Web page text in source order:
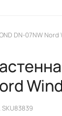
DN-07NW
SKU83839